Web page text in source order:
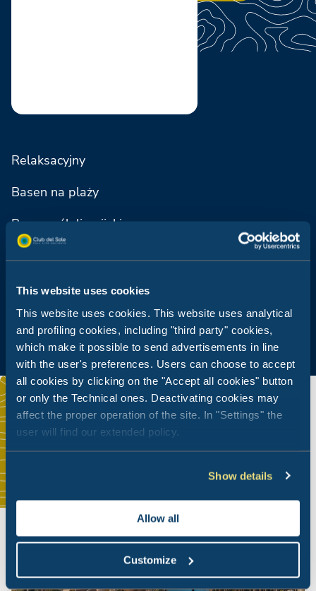
This website uses cookies
This website uses cookies. This website uses analytical
and profiling cookies, including "third party" cookies,
which make it possible to send advertisements in line
with the user's preferences. Users can choose to accept
all cookies by clicking on the "Accept all cookies" button
or only the Technical ones. Deactivating cookies may
affect the proper operation of the site. In "Settings" the
user will find our extended policy.
Show details
Allow all
Customize
Relaksacyjny
Basen na plaży
Basen półolimpijski
Strefa dla dzieci
Leżaki i parasole